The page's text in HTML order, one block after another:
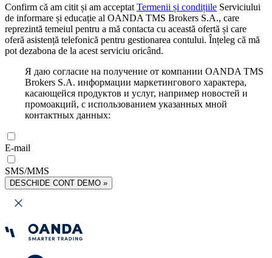
Confirm că am citit și am acceptat Termenii și condițiile Serviciului
de informare și educație al OANDA TMS Brokers S.A., care
reprezintă temeiul pentru a mă contacta cu această ofertă și care
oferă asistență telefonică pentru gestionarea contului. Înțeleg că mă
pot dezabona de la acest serviciu oricând.
Я даю согласие на получение от компании OANDA TMS
Brokers S.A. информации маркетингового характера,
касающейся продуктов и услуг, например новостей и
промоакций, с использованием указанных мной
контактных данных:
E-mail
SMS/MMS
DESCHIDE CONT DEMO »